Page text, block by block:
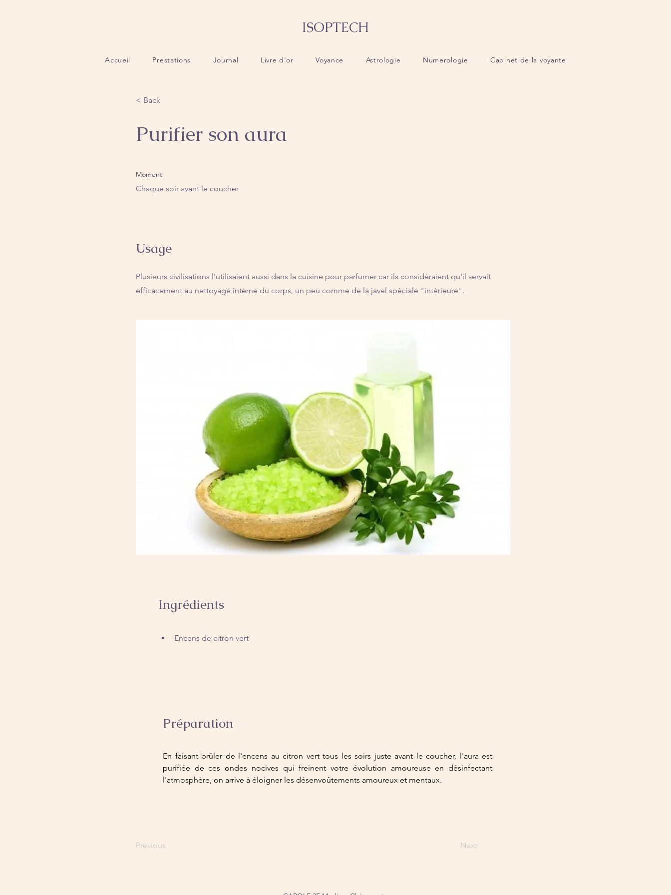
ISOPTECH
Accueil Prestations Journal Livre d'or Voyance Astrologie Numerologie Cabinet de la voyante
< Back
Purifier son aura
Moment
Chaque soir avant le coucher
Usage
Plusieurs civilisations l'utilisaient aussi dans la cuisine pour parfumer car ils considéraient qu'il servait
efficacement au nettoyage interne du corps, un peu comme de la javel spéciale "intérieure".
Ingrédients
Encens de citron vert
Préparation
En faisant brûler de l'encens au citron vert tous les soirs juste avant le coucher, l'aura est
purifiée de ces ondes nocives qui freinent votre évolution amoureuse en désinfectant
l'atmosphère, on arrive à éloigner les désenvoûtements amoureux et mentaux.
Previous Next